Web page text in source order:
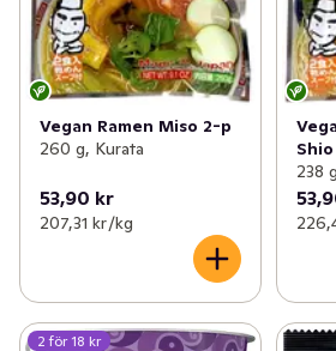
Vegan Ramen Miso 2-p
260 g, Kurata
53,90 kr
207,31 kr /kg
238
2 för 18 kr